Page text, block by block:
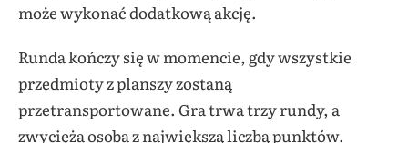
może wykonać dodatkową akcję.
Runda kończy się w momencie, gdy wszystkie
przedmioty z planszy zostaną
przetransportowane. Gra trwa trzy rundy, a
zwycięża osoba z największą liczbą punktów.